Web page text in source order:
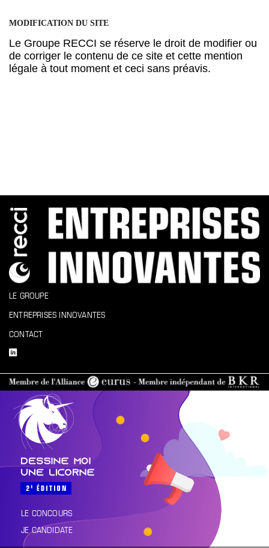
MODIFICATION DU SITE
Le Groupe RECCI se réserve le droit de modifier ou
de corriger le contenu de ce site et cette mention
légale à tout moment et ceci sans préavis.
LE GROUPE
ENTREPRISES INNOVANTES
CONTACT
LE CONCOURS
JE CANDIDATE